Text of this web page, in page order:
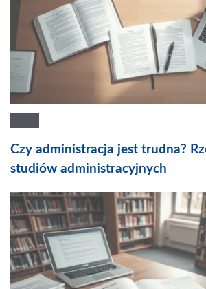
Czy administracja jest trudna?
studiów administracyjnych